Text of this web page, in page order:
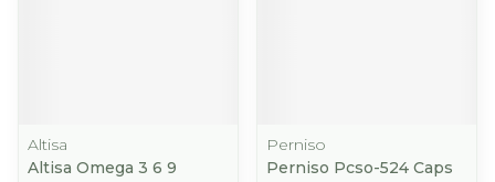
Altisa
Altisa Omega 3 6 9
Perniso
Perniso Pcso-524 Caps